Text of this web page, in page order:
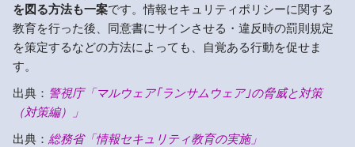
を図る方法も一案です。情報セキュリティポリシーに関する
教育を行った後、同意書にサインさせる・違反時の罰則規定
を策定するなどの方法によっても、自覚ある行動を促せま
す。
出典： 警視庁「マルウェア｢ランサムウェア｣の脅威と対策
（対策編）」
出典： 総務省「情報セキュリティ教育の実施」